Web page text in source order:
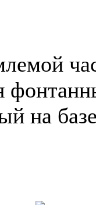
на